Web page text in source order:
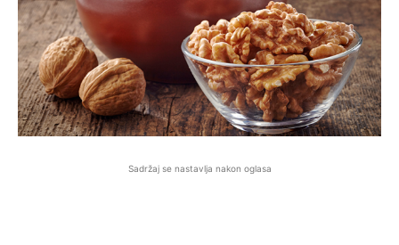
Sadržaj se nastavlja nakon oglasa